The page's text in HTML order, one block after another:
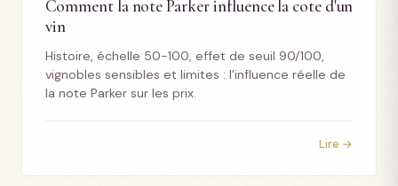
Comment la note Parker influence la cote d'un
vin
Histoire, échelle 50-100, effet de seuil 90/100,
vignobles sensibles et limites : l'influence réelle de
la note Parker sur les prix.
Lire →